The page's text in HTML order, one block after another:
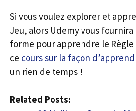
Si vous voulez explorer et
Jeu, alors Udemy vous
forme pour apprendre le Règle
ce cours sur la façon
un rien de temps !
Related Posts: